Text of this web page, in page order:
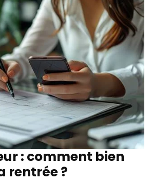
: comment bien
rentrée ?